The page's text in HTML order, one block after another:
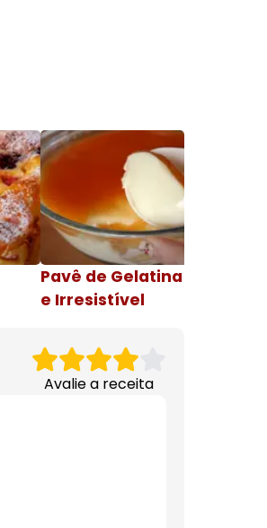
Pavê de Gelatina Cremosa
e Irresistível
Avalie a receita